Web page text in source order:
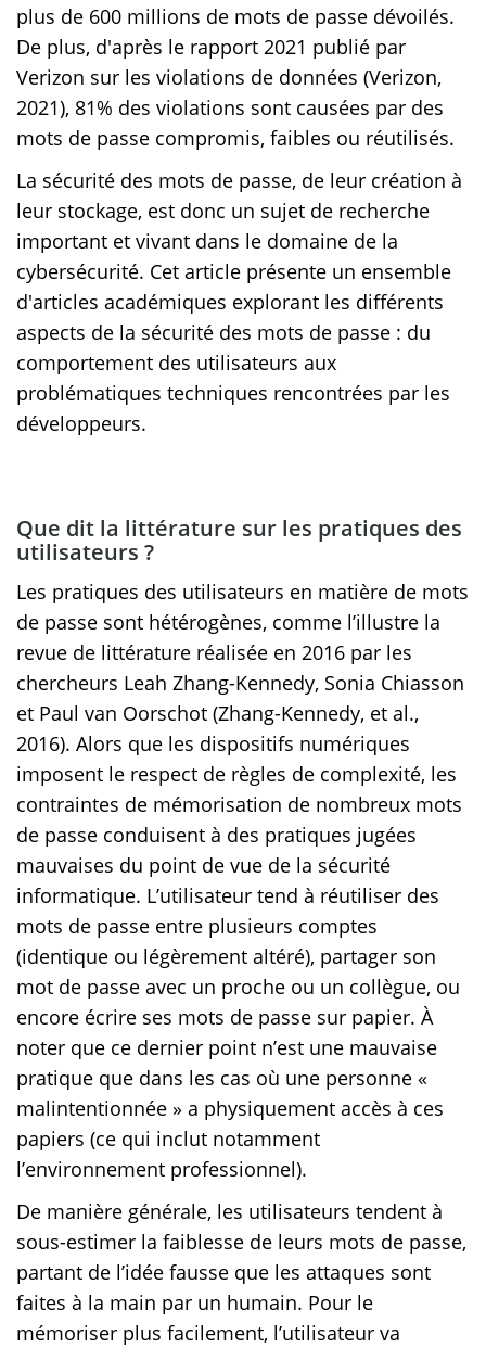
plus de 600 millions de mots de passe dévoilés.
De plus, d'après le rapport 2021 publié par
Verizon sur les violations de données (Verizon,
2021), 81% des violations sont causées par des
mots de passe compromis, faibles ou réutilisés.
La sécurité des mots de passe, de leur création à
leur stockage, est donc un sujet de recherche
important et vivant dans le domaine de la
cybersécurité. Cet article présente un ensemble
d'articles académiques explorant les différents
aspects de la sécurité des mots de passe : du
comportement des utilisateurs aux
problématiques techniques rencontrées par les
développeurs.
Que dit la littérature sur les pratiques des
utilisateurs ?
Les pratiques des utilisateurs en matière de mots
de passe sont hétérogènes, comme l’illustre la
revue de littérature réalisée en 2016 par les
chercheurs Leah Zhang-Kennedy, Sonia Chiasson
et Paul van Oorschot (Zhang-Kennedy, et al.,
2016). Alors que les dispositifs numériques
imposent le respect de règles de complexité, les
contraintes de mémorisation de nombreux mots
de passe conduisent à des pratiques jugées
mauvaises du point de vue de la sécurité
informatique. L’utilisateur tend à réutiliser des
mots de passe entre plusieurs comptes
(identique ou légèrement altéré), partager son
mot de passe avec un proche ou un collègue, ou
encore écrire ses mots de passe sur papier. À
noter que ce dernier point n’est une mauvaise
pratique que dans les cas où une personne «
malintentionnée » a physiquement accès à ces
papiers (ce qui inclut notamment
l’environnement professionnel).
De manière générale, les utilisateurs tendent à
sous-estimer la faiblesse de leurs mots de passe,
partant de l’idée fausse que les attaques sont
faites à la main par un humain. Pour le
mémoriser plus facilement, l’utilisateur va